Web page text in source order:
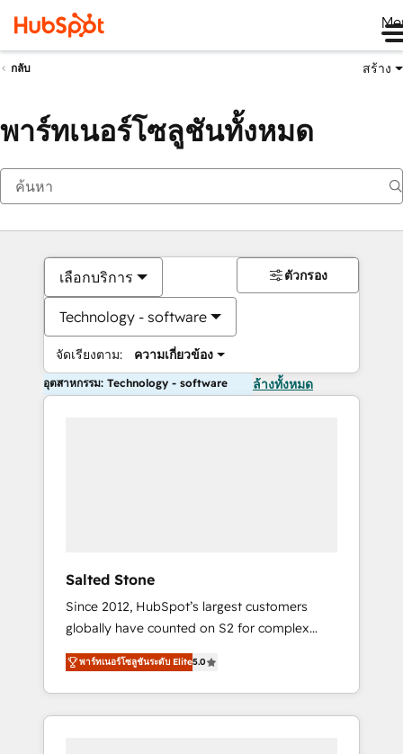
กลับ สร้าง
พาร์ทเนอร์โซลูชันทั้งหมด
เลือกบริการ
Technology - software
จัดเรียงตาม: ความเกี่ยวข้อง
ตัวกรอง
อุตสาหกรรม: Technology - software ล้างทั้งหมด
Salted Stone
Since 2012, HubSpot’s largest customers
globally have counted on S2 for complex
migrations, change management, systems
integration, and creative solutions that
deliver measurable impact and transform
brand experiences As one of the few full-
พาร์ทเนอร์โซลูชันระดับ Elite5.0